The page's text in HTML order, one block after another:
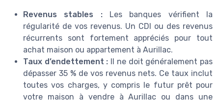
Revenus stables :Les banques vérifient la
régularité de vos revenus. Un CDI ou des revenus
récurrents sont fortement appréciés pour tout
achat maison ou appartement à Aurillac.
Taux d’endettement : Il ne doit généralement pas
dépasser 35 % de vos revenus nets. Ce taux inclut
toutes vos charges, y compris le futur prêt pour
votre maison à vendre à Aurillac ou dans une